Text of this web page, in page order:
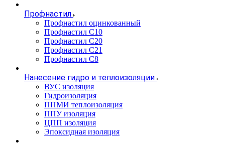
Профнастил
Профнастил оцинкованный
Профнастил С10
Профнастил С20
Профнастил С21
Профнастил С8
Нанесение гидро и теплоизоляции
ВУС изоляция
Гидроизоляция
ППМИ теплоизоляция
ППУ изоляция
ЦПП изоляция
Эпоксидная изоляция